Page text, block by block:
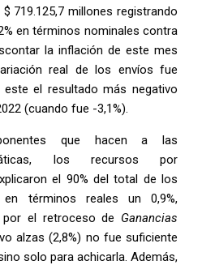
719.125,7 millones registrando
en términos nominales contra
la inflación de este mes
real de los envíos fue
este el resultado más negativo
(cuando fue -3,1%).
que hacen a las
los recursos por
el 90% del total de los
términos reales un 0,9%,
por el retroceso de Ganancias
alzas (2,8%) no fue suficiente
solo para achicarla. Además,